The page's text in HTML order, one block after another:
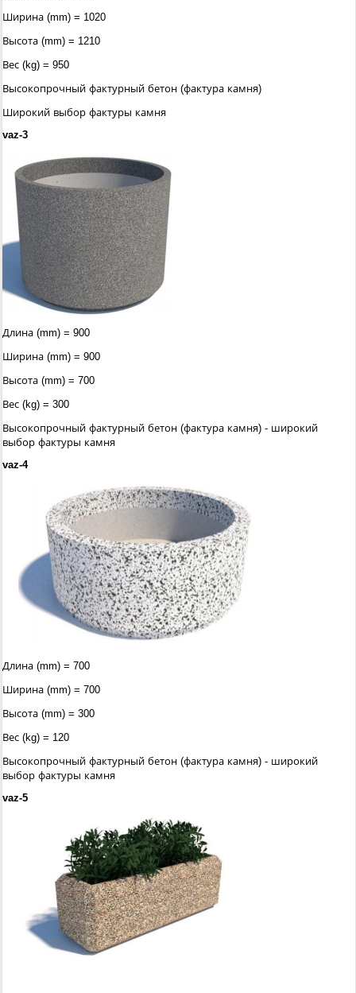
Ширина (mm) = 1020
Высота (mm) = 1210
Вес (kg) = 950
Высокопрочный фактурный бетон (фактура камня)
Широкий выбор фактуры камня
vaz-3
Длина (mm) = 900
Ширина (mm) = 900
Высота (mm) = 700
Вес (kg) = 300
Высокопрочный фактурный бетон (фактура камня) - широкий
выбор фактуры камня
vaz-4
Длина (mm) = 700
Ширина (mm) = 700
Высота (mm) = 300
Вес (kg) = 120
Высокопрочный фактурный бетон (фактура камня) - широкий
выбор фактуры камня
vaz-5